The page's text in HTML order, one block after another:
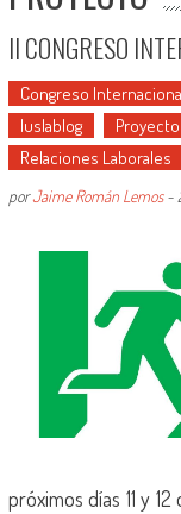
II CONGRESO
Congreso
Iuslablog
Proyecto
Relaciones Laborales
porJaime Román Lemos-
próximos días 11 y